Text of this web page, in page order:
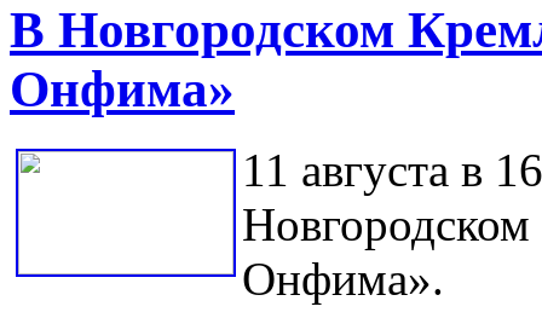
В Новгородском
Онфима»
11 августа в
Онфима».